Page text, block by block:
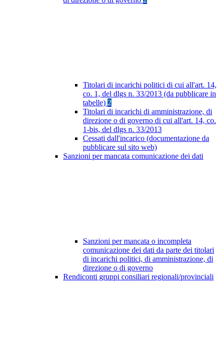
Titolari di incarichi politici di cui all'art. 14,
co. 1, del dlgs n. 33/2013 (da pubblicare in
tabelle) 2
Titolari di incarichi di amministrazione, di
direzione o di governo di cui all'art. 14, co.
1-bis, del dlgs n. 33/2013
Cessati dall'incarico (documentazione da
pubblicare sul sito web)
Sanzioni per mancata comunicazione dei dati
Sanzioni per mancata o incompleta
comunicazione dei dati da parte dei titolari
di incarichi politici, di amministrazione, di
direzione o di governo
Rendiconti gruppi consiliari regionali/provinciali